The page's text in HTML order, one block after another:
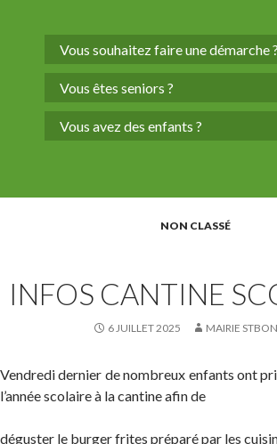
Vous souhaitez faire une démarche ?
Vous êtes seniors ?
Vous avez des enfants ?
NON CLASSÉ
INFOS CANTINE
6 JUILLET 2025 MAIRIE
Vendredi dernier de nombreux enfants ont
l’année scolaire à la cantine afin de
déguster le burger frites préparé par les